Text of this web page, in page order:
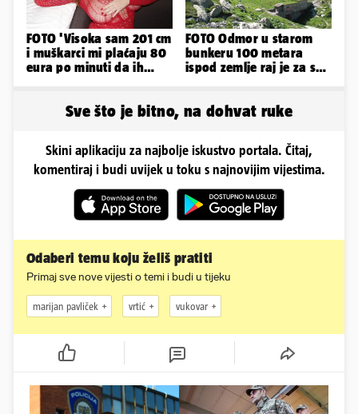
FOTO 'Visoka sam 201 cm
i muškarci mi plaćaju 80
eura po minuti da ih
FOTO Odmor u starom
bunkeru 100 metara
ispod zemlje raj je za sva
Sve što je bitno, na dohvat ruke
Skini aplikaciju za najbolje iskustvo portala. Čitaj,
komentiraj i budi uvijek u toku s najnovijim vijestima.
Odaberi temu koju želiš pratiti
Primaj sve nove vijesti o temi i budi u tijeku
marijan pavliček vrtić vukovar